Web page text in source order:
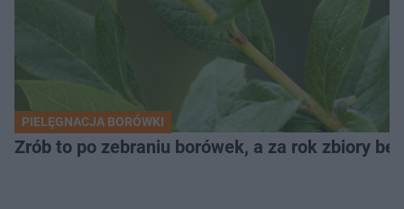
PIELĘGNACJA BORÓWKI
Zrób to po zebraniu borówek, a za rok zbiory